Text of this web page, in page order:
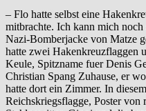
– Flo hatte selbst eine
mitbrachte. Ich kann mich noch
Nazi-Bomberjacke von Matze
hatte zwei Hakenkreuzflaggen
Keule, Spitzname fuer Denis
Christian Spang Zuhause, er
hatte dort ein Zimmer. In
Reichskriegsflagge, Poster von